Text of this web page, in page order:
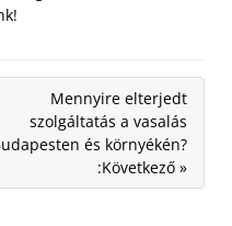
Mennyire elterjedt
szolgáltatás a vasalás
és környékén?
:Következő »